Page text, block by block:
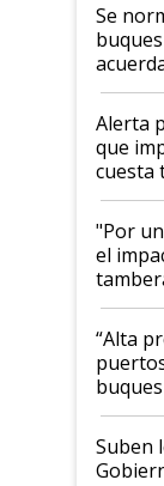
Se
Alerta
que
cuesta
y el
pase a
"Por
el
“Alta
la
Suben